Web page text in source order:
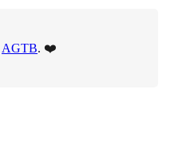
AGTB. ❤️